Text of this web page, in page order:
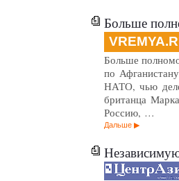
Больше
Больше
по
НАТО, чью
британца
Россию, …
Дальше
Независимую